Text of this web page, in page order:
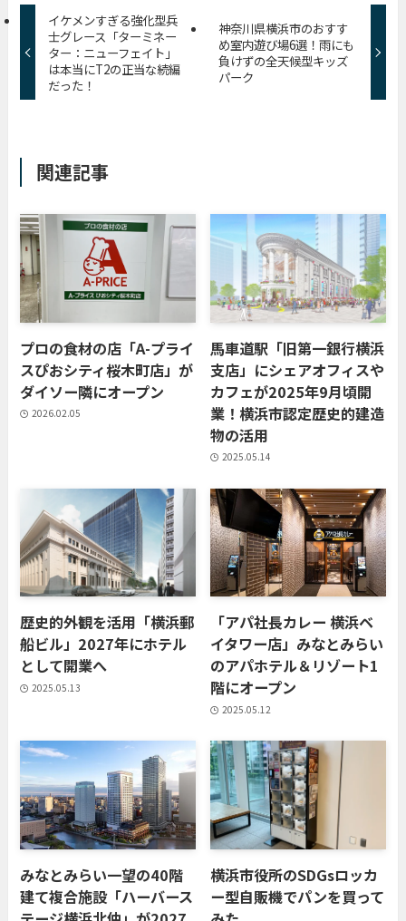
イケメンすぎる強化型兵
士グレース「ターミネー
ター：ニューフェイト」
は本当にT2の正当な続編
だった！
神奈川県横浜市のおすす
め室内遊び場6選！雨にも
負けずの全天候型キッズ
パーク
関連記事
プロの食材の店「A-プライ
スぴおシティ桜木町店」が
ダイソー隣にオープン
2026.02.05
馬車道駅「旧第一銀行横浜
支店」にシェアオフィスや
カフェが2025年9月頃開
業！横浜市認定歴史的建造
物の活用
2025.05.14
歴史的外観を活用「横浜郵
船ビル」2027年にホテル
として開業へ
2025.05.13
「アパ社長カレー 横浜ベ
イタワー店」みなとみらい
のアパホテル＆リゾート1
階にオープン
2025.05.12
みなとみらい一望の40階
建て複合施設「ハーバース
横浜市役所のSDGsロッカ
ー型自販機でパンを買って